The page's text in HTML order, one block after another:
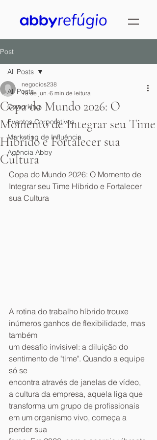
Post
All Posts
Coworking
Eventos Corporativos
Marketing de Influência
Agência Abby
All Posts
Copa do Mundo 2026: O
Momento de Integrar seu Time
Híbrido e Fortalecer sua
Cultura
negocios238
18 de jun. 6 min de leitura
Copa do Mundo 2026: O Momento de
Integrar seu Time Híbrido e Fortalecer
sua Cultura
A rotina do trabalho híbrido trouxe
inúmeros ganhos de flexibilidade, mas
também
um desafio invisível: a diluição do
sentimento de "time". Quando a equipe
só se
encontra através de janelas de vídeo,
a cultura da empresa, aquela liga que
transforma um grupo de profissionais
em um organismo vivo, começa a
perder sua